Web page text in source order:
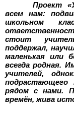
Проект
всем нам:
школьном
стоит
поддержал,
маленькая или
всегда родная.
учителей,
рядом с нами.
времён, жива